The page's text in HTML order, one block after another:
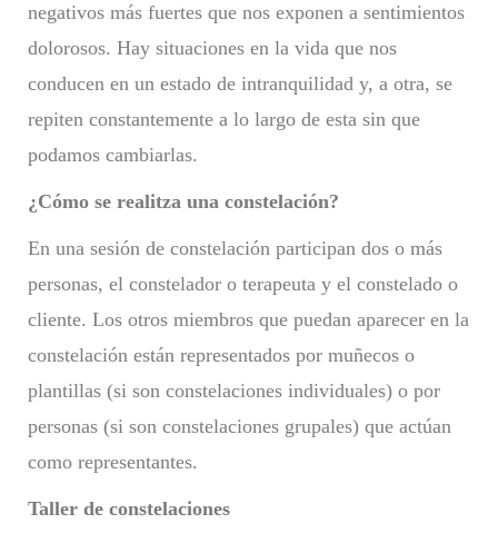
negativos más fuertes que nos exponen a sentimientos
dolorosos. Hay situaciones en la vida que nos
conducen en un estado de intranquilidad y, a otra, se
repiten constantemente a lo largo de esta sin que
podamos cambiarlas.
¿Cómo se realitza una constelación?
En una sesión de constelación participan dos o más
personas, el constelador o terapeuta y el constelado o
cliente. Los otros miembros que puedan aparecer en la
constelación están representados por muñecos o
plantillas (si son constelaciones individuales) o por
personas (si son constelaciones grupales) que actúan
como representantes.
Taller de constelaciones